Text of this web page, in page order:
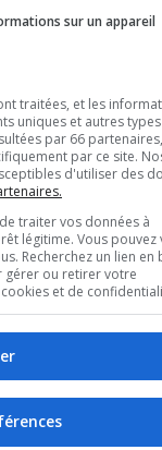
manque à l’appel
sur un appareil
traitées, et les
uniques et autres
par 66
par ce site.
d'utiliser des
traiter vos données à
légitime. Vous pouvez
Recherchez un lien en
gérer ou retirer votre
et de